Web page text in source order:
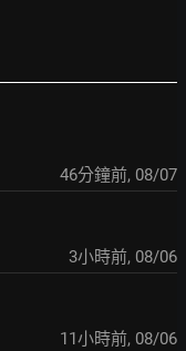
46分鐘前, 08/07
3小時前, 08/06
11小時前, 08/06